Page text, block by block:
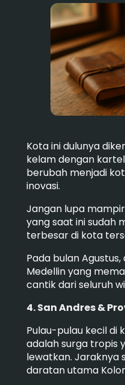
Kota ini dulunya
kelam dengan
berubah menjadi
inovasi.
Jangan lupa
yang saat ini sudah
terbesar di kota
Pada bulan
Medellin yang
cantik dari seluruh
4. San Andres &
Pulau-pulau kecil di
adalah surga tropis
lewatkan. Jaraknya
daratan utama